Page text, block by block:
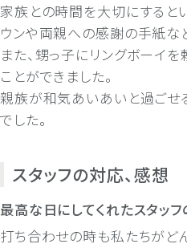
家族との時間を大切にすると
ウンや両親への感謝の手紙な
また、甥っ子にリングボーイ
ことができました。
親族が和気あいあいと過ごせ
でした。
スタッフの対応、感想
最高な日にしてくれたスタッ
打ち合わせの時も私たちがど